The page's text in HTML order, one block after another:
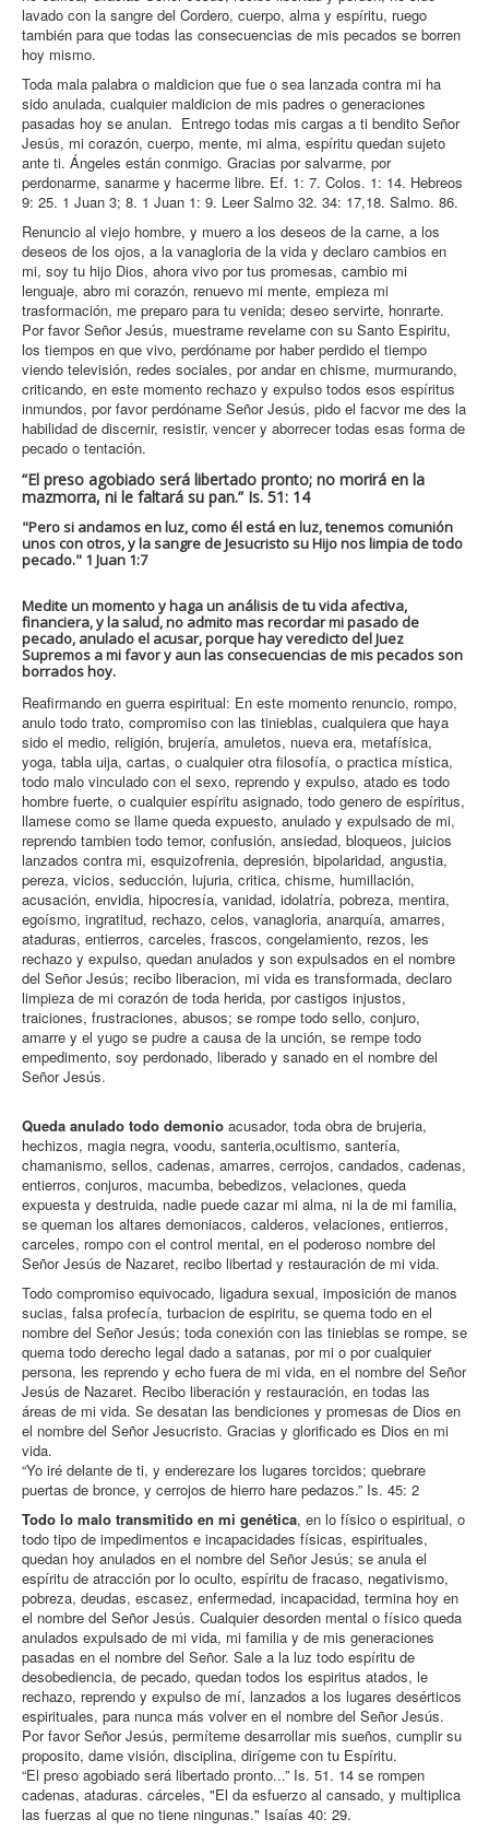
lavado con la sangre del Cordero, cuerpo, alma y espíritu, ruego
también para que todas las consecuencias de mis pecados se borren
hoy mismo.
Toda mala palabra o maldicion que fue o sea lanzada contra mi ha
sido anulada, cualquier maldicion de mis padres o generaciones
pasadas hoy se anulan. Entrego todas mis cargas a ti bendito Señor
Jesús, mi corazón, cuerpo, mente, mi alma, espíritu quedan sujeto
ante ti. Ángeles están conmigo. Gracias por salvarme, por
perdonarme, sanarme y hacerme libre. Ef. 1: 7. Colos. 1: 14. Hebreos
9: 25. 1 Juan 3; 8. 1 Juan 1: 9. Leer Salmo 32. 34: 17,18. Salmo. 86.
Renuncio al viejo hombre, y muero a los deseos de la carne, a los
deseos de los ojos, a la vanagloria de la vida y declaro cambios en
mi, soy tu hijo Dios, ahora vivo por tus promesas, cambio mi
lenguaje, abro mi corazón, renuevo mi mente, empieza mi
trasformación, me preparo para tu venida; deseo servirte, honrarte.
Por favor Señor Jesús, muestrame revelame con su Santo Espiritu,
los tiempos en que vivo, perdóname por haber perdido el tiempo
viendo televisión, redes sociales, por andar en chisme, murmurando,
criticando, en este momento rechazo y expulso todos esos espíritus
inmundos, por favor perdóname Señor Jesús, pido el facvor me des la
habilidad de discernir, resistir, vencer y aborrecer todas esas forma de
pecado o tentación.
“El preso agobiado será libertado pronto; no morirá en la
mazmorra, ni le faltará su pan.” Is. 51: 14
"Pero si andamos en luz, como él está en luz, tenemos comunión
unos con otros, y la sangre de Jesucristo su Hijo nos limpia de todo
pecado." 1 Juan 1:7
Medite un momento y haga un análisis de tu vida afectiva,
financiera, y la salud, no admito mas recordar mi pasado de
pecado, anulado el acusar, porque hay veredicto del Juez
Supremos a mi favor y aun las consecuencias de mis pecados son
borrados hoy.
Reafirmando en guerra espiritual: En este momento renuncio, rompo,
anulo todo trato, compromiso con las tinieblas, cualquiera que haya
sido el medio, religión, brujería, amuletos, nueva era, metafísica,
yoga, tabla uija, cartas, o cualquier otra filosofía, o practica mística,
todo malo vinculado con el sexo, reprendo y expulso, atado es todo
hombre fuerte, o cualquier espíritu asignado, todo genero de espíritus,
llamese como se llame queda expuesto, anulado y expulsado de mi,
reprendo tambien todo temor, confusión, ansiedad, bloqueos, juicios
lanzados contra mi, esquizofrenia, depresión, bipolaridad, angustia,
pereza, vicios, seducción, lujuria, critica, chisme, humillación,
acusación, envidia, hipocresía, vanidad, idolatría, pobreza, mentira,
egoísmo, ingratitud, rechazo, celos, vanagloria, anarquía, amarres,
ataduras, entierros, carceles, frascos, congelamiento, rezos, les
rechazo y expulso, quedan anulados y son expulsados en el nombre
del Señor Jesús; recibo liberacion, mi vida es transformada, declaro
limpieza de mi corazón de toda herida, por castigos injustos,
traiciones, frustraciones, abusos; se rompe todo sello, conjuro,
amarre y el yugo se pudre a causa de la unción, se rempe todo
empedimento, soy perdonado, liberado y sanado en el nombre del
Señor Jesús.
Queda anulado todo demonio acusador, toda obra de brujeria,
hechizos, magia negra, voodu, santeria,ocultismo, santería,
chamanismo, sellos, cadenas, amarres, cerrojos, candados, cadenas,
entierros, conjuros, macumba, bebedizos, velaciones, queda
expuesta y destruida, nadie puede cazar mi alma, ni la de mi familia,
se queman los altares demoniacos, calderos, velaciones, entierros,
carceles, rompo con el control mental, en el poderoso nombre del
Señor Jesús de Nazaret, recibo libertad y restauración de mi vida.
Todo compromiso equivocado, ligadura sexual, imposición de manos
sucias, falsa profecía, turbacion de espiritu, se quema todo en el
nombre del Señor Jesús; toda conexión con las tinieblas se rompe, se
quema todo derecho legal dado a satanas, por mi o por cualquier
persona, les reprendo y echo fuera de mi vida, en el nombre del Señor
Jesús de Nazaret. Recibo liberación y restauración, en todas las
áreas de mi vida. Se desatan las bendiciones y promesas de Dios en
el nombre del Señor Jesucristo. Gracias y glorificado es Dios en mi
vida.
“Yo iré delante de ti, y enderezare los lugares torcidos; quebrare
puertas de bronce, y cerrojos de hierro hare pedazos.” Is. 45: 2
Todo lo malo transmitido en mi genética, en lo físico o espiritual, o
todo tipo de impedimentos e incapacidades físicas, espirituales,
quedan hoy anulados en el nombre del Señor Jesús; se anula el
espíritu de atracción por lo oculto, espíritu de fracaso, negativismo,
pobreza, deudas, escasez, enfermedad, incapacidad, termina hoy en
el nombre del Señor Jesús. Cualquier desorden mental o físico queda
anulados expulsado de mi vida, mi familia y de mis generaciones
pasadas en el nombre del Señor. Sale a la luz todo espíritu de
desobediencia, de pecado, quedan todos los espiritus atados, le
rechazo, reprendo y expulso de mí, lanzados a los lugares desérticos
espirituales, para nunca más volver en el nombre del Señor Jesús.
Por favor Señor Jesús, permíteme desarrollar mis sueños, cumplir su
proposito, dame visión, disciplina, dirígeme con tu Espíritu.
“El preso agobiado será libertado pronto...” Is. 51. 14 se rompen
cadenas, ataduras. cárceles, "El da esfuerzo al cansado, y multiplica
las fuerzas al que no tiene ningunas." Isaías 40: 29.